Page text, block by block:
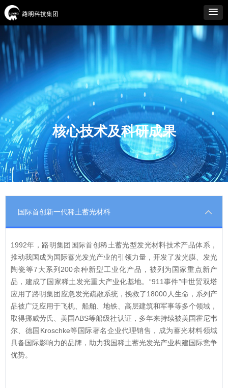
核心技术及科研成果
国际首创新一代稀土蓄光材料
1992年，路明集团国际首创稀土蓄光型发光材料技术产品体系，
推动我国成为国际蓄光发光产业的引领力量，开发了发光膜、发光
陶瓷等7大系列200余种新型工业化产品，被列为国家重点新产
品，建成了国家稀土发光重大产业化基地。“911事件”中世贸双塔
应用了路明集团应急发光疏散系统，挽救了18000人生命，系列产
品被广泛应用于飞机、船舶、地铁、高层建筑和军事等多个领域，
取得挪威劳氏、美国ABS等船级社认证，多年来持续被美国霍尼韦
尔、德国Kroschke等国际著名企业代理销售，成为蓄光材料领域
具备国际影响力的品牌，助力我国稀土蓄光发光产业构建国际竞争
优势。